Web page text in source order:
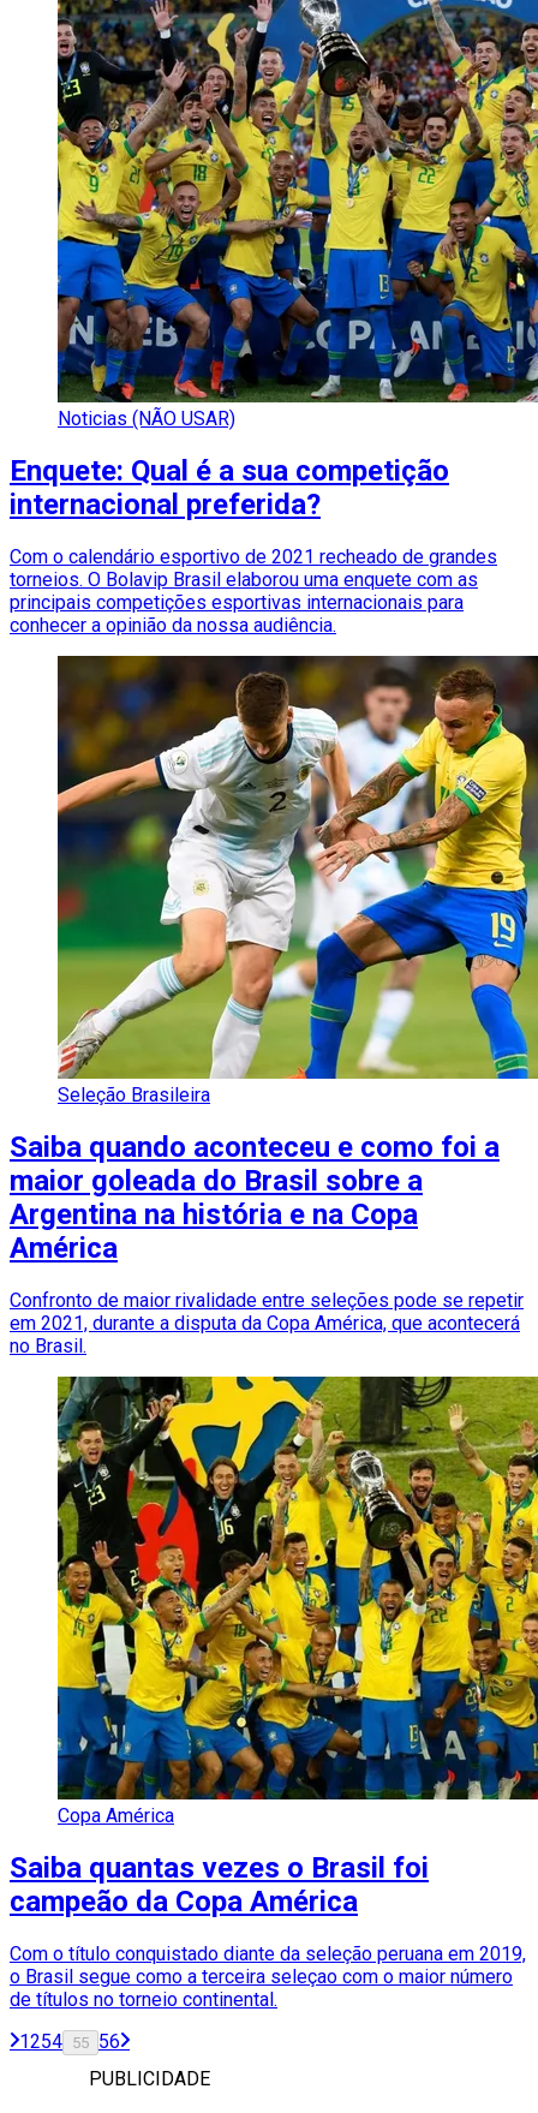
Noticias (NÃO USAR)
Enquete: Qual é a sua competição
internacional preferida?
Com o calendário esportivo de 2021 recheado de grandes
torneios. O Bolavip Brasil elaborou uma enquete com as
principais competições esportivas internacionais para
conhecer a opinião da nossa audiência.
Seleção Brasileira
Saiba quando aconteceu e como foi a
maior goleada do Brasil sobre a
Argentina na história e na Copa
América
Confronto de maior rivalidade entre seleções pode se repetir
em 2021, durante a disputa da Copa América, que acontecerá
no Brasil.
Copa América
Saiba quantas vezes o Brasil foi
campeão da Copa América
Com o título conquistado diante da seleção peruana em 2019,
o Brasil segue como a terceira seleçao com o maior número
de títulos no torneio continental.
1254 55 56
PUBLICIDADE